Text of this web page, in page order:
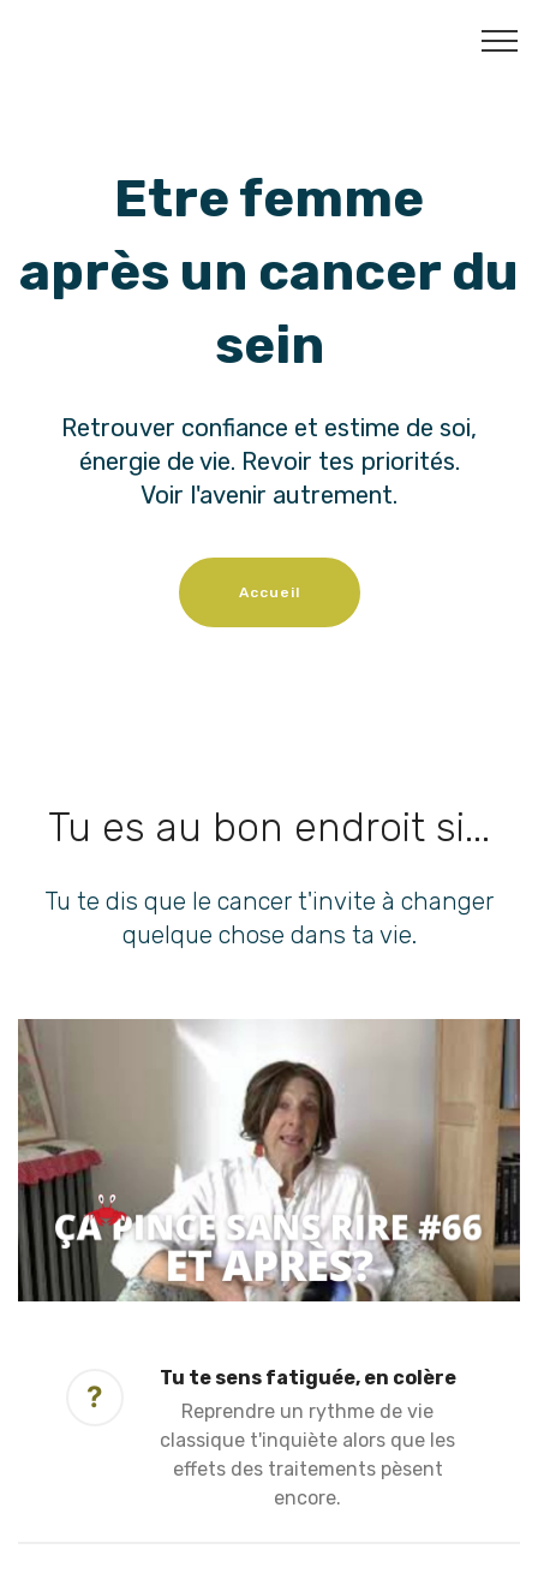
Etre femme
après un cancer du
sein
Retrouver confiance et estime de soi,
énergie de vie. Revoir tes priorités.
Voir l'avenir autrement.
Accueil
Tu es au bon endroit si...
Tu te dis que le cancer t'invite à changer
quelque chose dans ta vie.
?
Tu te sens fatiguée, en colère
Reprendre un rythme de vie
classique t'inquiète alors que les
effets des traitements pèsent
encore.